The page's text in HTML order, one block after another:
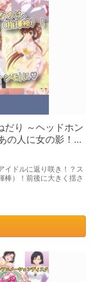
だり ～ヘッドホン
の人に女の影！？
イドルに返り咲き！？ス
棒）！前後に大きく揺さ